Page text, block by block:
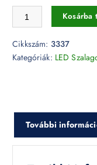
Dimmer LED Kosárba
Cikkszám: 3337
Kategóriák: LED
További